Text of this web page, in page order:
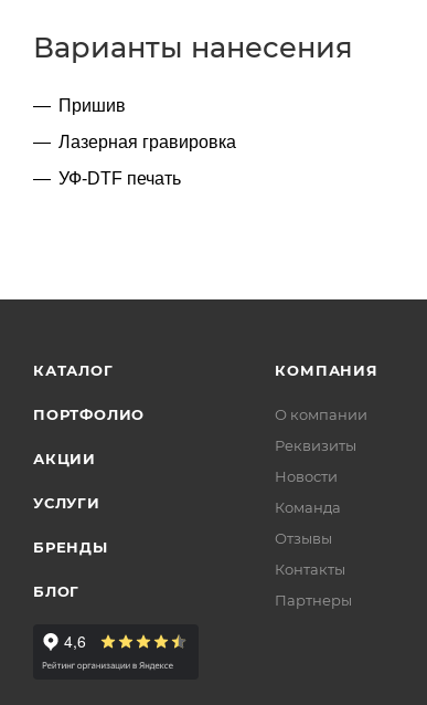
Варианты нанесения
Пришив
Лазерная гравировка
УФ-DTF печать
КАТАЛОГ
ПОРТФОЛИО
АКЦИИ
УСЛУГИ
БРЕНДЫ
БЛОГ
КОМПАНИЯ
О компании
Реквизиты
Новости
Команда
Отзывы
Контакты
Партнеры